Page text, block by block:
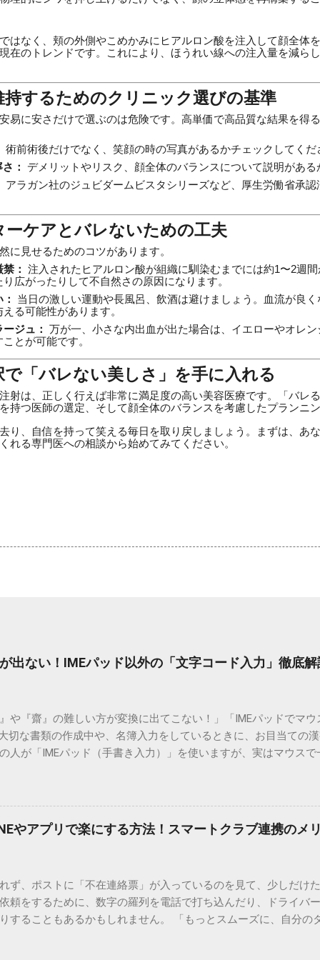
はなく、頬の外側やこめかみにヒアルロン酸を注入して顔全体
在のトレンドです。これにより、ほうれい線への注入量を減ら
持するためのクリニック選びの基準
易に安さだけで選ぶのは危険です。高単価で高品質な結果を得
術前術後だけでなく、笑顔の時の写真があるかチェックしてくだ
：
デメリットやリスク、顔全体のバランスについて説明がある
アラガン社のジュビダームビスタシリーズなど、厚生労働省承
ーケアとバレないための工夫
に見せるためのコツがあります。
： 注入されたヒアルロン酸が組織に馴染むまでには約1〜2週
広がったりして不自然さの原因になります。
当日の激しい運動や長風呂、飲酒は避けましょう。血流が良
る可能性があります。
ジュ： 万が一、小さな内出血が出た場合は、イエローやオレ
とが可能です。
「バレない美しさ」を手に入れる
射は、正しく行えば非常に満足度の高い美容医療です。「バレ
持つ医師の選定、そして顔全体のバランスを考慮したプランニ
り、自信を持って笑える毎日を取り戻しましょう。まずは、あ
れる専門医への相談から始めてみてください。
出ない！IMEパッド以外の「文字コード入力」徹底解
や『齋』の難しい方が変換に出てこない！」「IMEパッドでマ
切な書類の作成中や、名簿入力をしているときに、お目当ての
人が「IMEパッド（手書き入力）」を使いますが、実はマウス
もう難しい漢字の入力で手を止める必要はありません。 1. なぜ
、なぜ普通の変換で出てこない漢字があるのでしょうか。その
日本のパソコンで一般的に使われる漢字は、JIS規格（日本産
や「JISコード」といった 文字コード です。パソコン上のすべ
れています。変換候補に出ない文字でも、この住所（コード）
2. Windows標準機能！文字コードで漢字を出す「16進数入力」
やアプリで楽にする方法！スマートクラブ連携のメ
ず、ポストに「不在連絡票」が入っているのを見て、少しだけ
頼をするために、数字の羅列を電話で打ち込んだり、ドライバ
することもあるかもしれません。 「もっとスムーズに、自分の